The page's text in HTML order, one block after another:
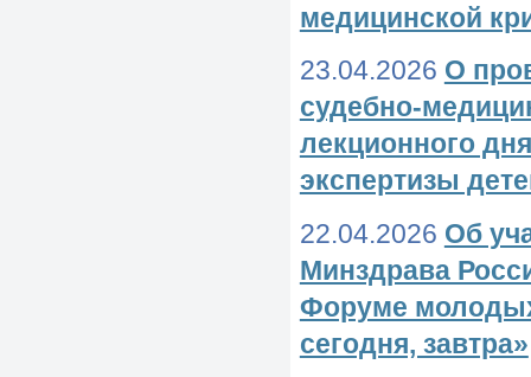
медицинской
23.04.2026 О
судебно-
лекционного
экспертизы
22.04.2026 Об
Минздрава
Форуме
сегодня, завтра»